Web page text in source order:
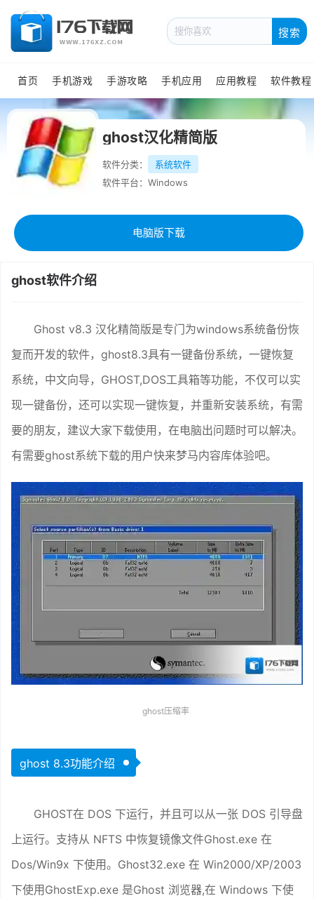
搜索
首页 手机游戏 手游攻略 手机应用 应用教程 软件教程
ghost汉化精简版
软件分类：
系统软件
软件平台：Windows
电脑版下载
ghost软件介绍
Ghost v8.3 汉化精简版是专门为windows系统备份恢
复而开发的软件，ghost8.3具有一键备份系统，一键恢复
系统，中文向导，GHOST,DOS工具箱等功能，不仅可以实
现一键备份，还可以实现一键恢复，并重新安装系统，有需
要的朋友，建议大家下载使用，在电脑出问题时可以解决。
有需要ghost系统下载的用户快来梦马内容库体验吧。
ghost压缩率
ghost 8.3功能介绍
GHOST在 DOS 下运行，并且可以从一张 DOS 引导盘
上运行。支持从 NFTS 中恢复镜像文件Ghost.exe 在
Dos/Win9x 下使用。Ghost32.exe 在 Win2000/XP/2003
下使用GhostExp.exe 是Ghost 浏览器,在 Windows 下使